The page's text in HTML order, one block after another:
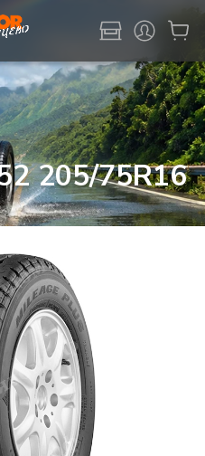
205/75R16